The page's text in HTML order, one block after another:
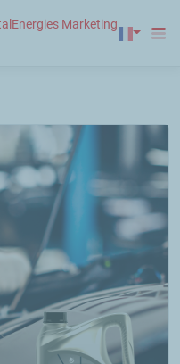
Marketing